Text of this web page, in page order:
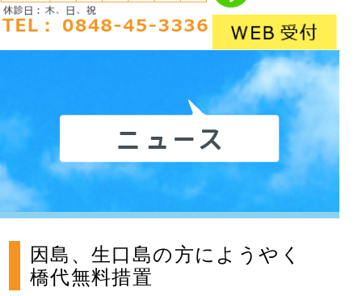
因島、生口島の方にようやく
橋代無料措置